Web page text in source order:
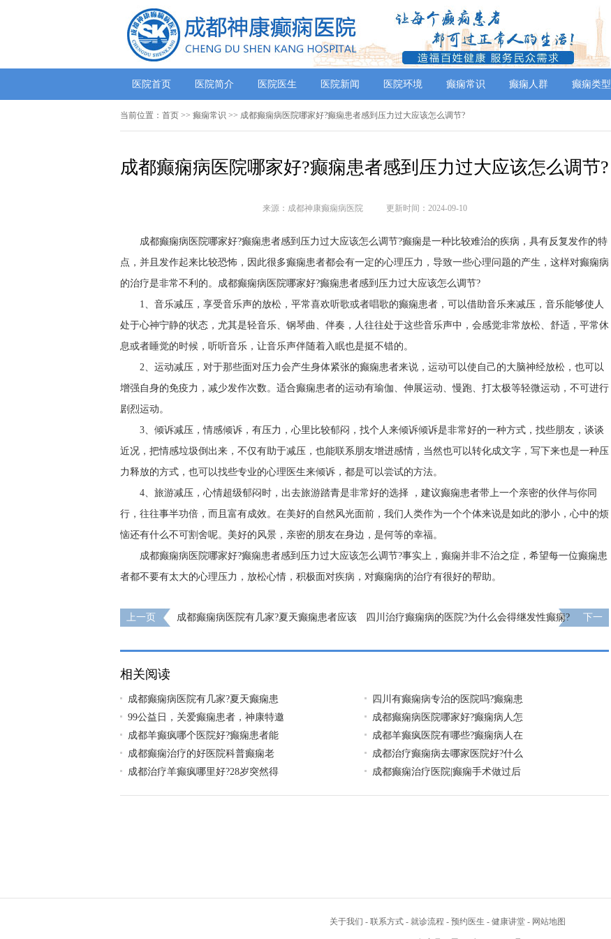
医院首页 医院简介 医院医生 医院新闻 医院环境 癫痫常识 癫痫人群 癫痫类型
当前位置： 首页 >> 癫痫常识 >> 成都癫痫病医院哪家好?癫痫患者感到压力过大应该怎么调节?
成都癫痫病医院哪家好?癫痫患者感到压力过大应该怎么调节?
来源：成都神康癫痫病医院 更新时间：2024-09-10
成都癫痫病医院哪家好?癫痫患者感到压力过大应该怎么调节?癫痫是一种比较难治的疾病，具有反复发作的特
点，并且发作起来比较恐怖，因此很多癫痫患者都会有一定的心理压力，导致一些心理问题的产生，这样对癫痫病
的治疗是非常不利的。成都癫痫病医院哪家好?癫痫患者感到压力过大应该怎么调节?
1、音乐减压，享受音乐声的放松，平常喜欢听歌或者唱歌的癫痫患者，可以借助音乐来减压，音乐能够使人
处于心神宁静的状态，尤其是轻音乐、钢琴曲、伴奏，人往往处于这些音乐声中，会感觉非常放松、舒适，平常休
息或者睡觉的时候，听听音乐，让音乐声伴随着入眠也是挺不错的。
2、运动减压，对于那些面对压力会产生身体紧张的癫痫患者来说，运动可以使自己的大脑神经放松，也可以
增强自身的免疫力，减少发作次数。适合癫痫患者的运动有瑜伽、伸展运动、慢跑、打太极等轻微运动，不可进行
剧烈运动。
3、倾诉减压，情感倾诉，有压力，心里比较郁闷，找个人来倾诉倾诉是非常好的一种方式，找些朋友，谈谈
近况，把情感垃圾倒出来，不仅有助于减压，也能联系朋友增进感情，当然也可以转化成文字，写下来也是一种压
力释放的方式，也可以找些专业的心理医生来倾诉，都是可以尝试的方法。
4、旅游减压，心情超级郁闷时，出去旅游踏青是非常好的选择 ，建议癫痫患者带上一个亲密的伙伴与你同
行，往往事半功倍，而且富有成效。在美好的自然风光面前，我们人类作为一个个体来说是如此的渺小，心中的烦
恼还有什么不可割舍呢。美好的风景，亲密的朋友在身边，是何等的幸福。
成都癫痫病医院哪家好?癫痫患者感到压力过大应该怎么调节?事实上，癫痫并非不治之症，希望每一位癫痫患
者都不要有太大的心理压力，放松心情，积极面对疾病，对癫痫病的治疗有很好的帮助。
上一页
成都癫痫病医院有几家?夏天癫痫患者应该
四川治疗癫痫病的医院?为什么会得继发性癫痫?
下一
相关阅读
成都癫痫病医院有几家?夏天癫痫患
四川有癫痫病专治的医院吗?癫痫患
99公益日，关爱癫痫患者，神康特邀
成都癫痫病医院哪家好?癫痫病人怎
成都羊癫疯哪个医院好?癫痫患者能
成都羊癫疯医院有哪些?癫痫病人在
成都癫痫治疗的好医院科普癫痫老
成都治疗癫痫病去哪家医院好?什么
成都治疗羊癫疯哪里好?28岁突然得
成都癫痫治疗医院|癫痫手术做过后
关于我们 - 联系方式 - 就诊流程 - 预约医生 - 健康讲堂 - 网站地图